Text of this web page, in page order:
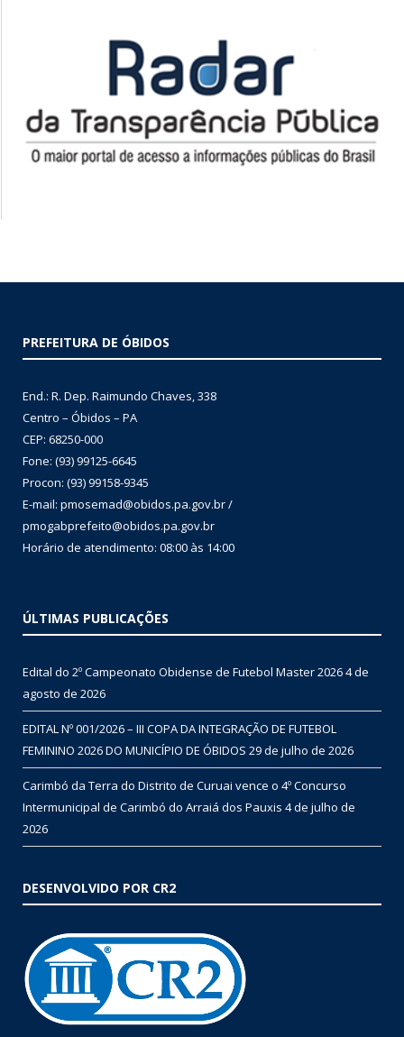
PREFEITURA DE ÓBIDOS
End.: R. Dep. Raimundo Chaves, 338
Centro – Óbidos – PA
CEP: 68250-000
Fone: (93) 99125-6645
Procon: (93) 99158-9345
E-mail: pmosemad@obidos.pa.gov.br /
pmogabprefeito@obidos.pa.gov.br
Horário de atendimento: 08:00 às 14:00
ÚLTIMAS PUBLICAÇÕES
Edital do 2º Campeonato Obidense de Futebol Master 20264 de
agosto de 2026
EDITAL Nº 001/2026 – III COPA DA INTEGRAÇÃO DE FUTEBOL
FEMININO 2026 DO MUNICÍPIO DE ÓBIDOS 29 de julho de 2026
Carimbó da Terra do Distrito de Curuai vence o 4º Concurso
Intermunicipal de Carimbó do Arraiá dos Pauxis 4 de julho de
2026
DESENVOLVIDO POR CR2